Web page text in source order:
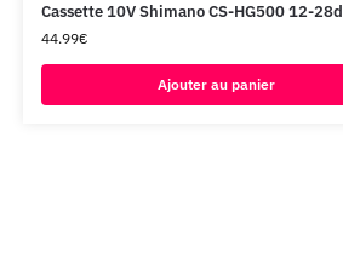
Cassette 10V Shimano CS-HG500 12-28d
44.99€
Ajouter au panier